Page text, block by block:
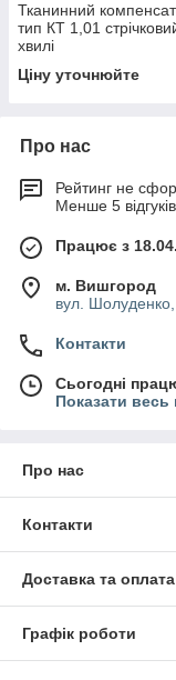
Тканинний
тип КТ 1,01
хвилі
Ціну уточнюйте
Про нас
Рейтинг не
Менше 5
Працює з
м. Вишгород
вул.
Контакти
Сьогодні
Показати весь
Про нас
Контакти
Доставка та оплата
Графік роботи